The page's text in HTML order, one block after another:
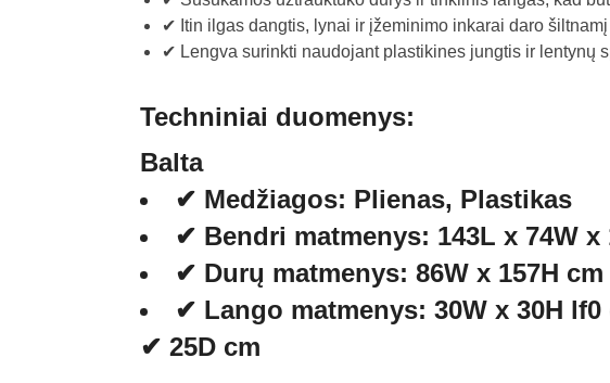
✔ Itin ilgas dangtis, lynai ir įžeminimo inkarai daro
✔ Lengva surinkti naudojant plastikines jungtis ir lentynų
Techniniai duomenys:
Balta
✔ Medžiagos: Plienas, Plastikas
✔ Bendri matmenys: 143L x 74W x
✔ Durų matmenys: 86W x 157H cm
✔ Lango matmenys: 30W x 30H lf0
✔ 25D cm